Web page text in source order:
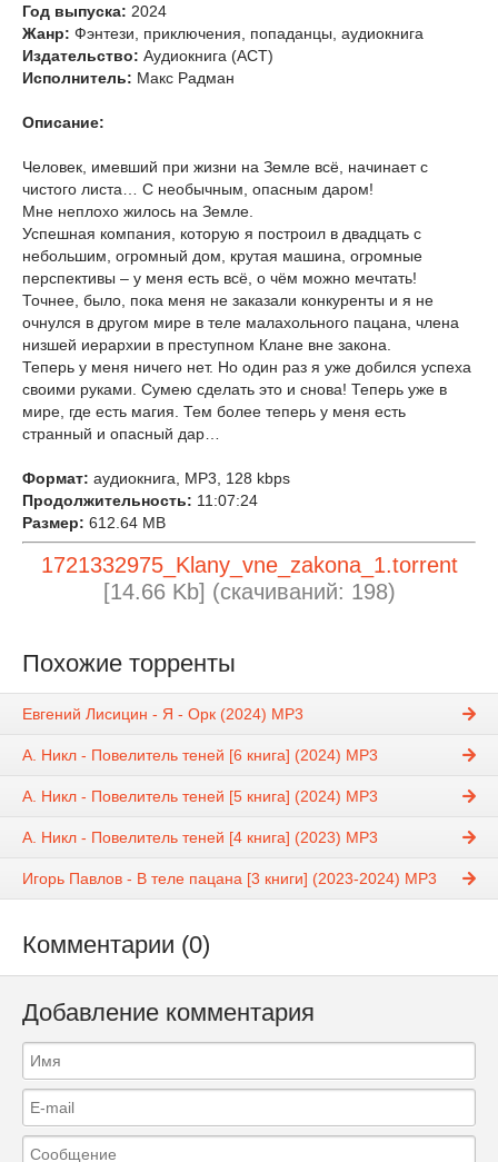
Год выпуска: 2024
Жанр: Фэнтези, приключения, попаданцы, аудиокнига
Издательство: Аудиокнига (АСТ)
Исполнитель: Макс Радман
Описание:
Человек, имевший при жизни на Земле всё, начинает с
чистого листа… С необычным, опасным даром!
Мне неплохо жилось на Земле.
Успешная компания, которую я построил в двадцать с
небольшим, огромный дом, крутая машина, огромные
перспективы – у меня есть всё, о чём можно мечтать!
Точнее, было, пока меня не заказали конкуренты и я не
очнулся в другом мире в теле малахольного пацана, члена
низшей иерархии в преступном Клане вне закона.
Теперь у меня ничего нет. Но один раз я уже добился успеха
своими руками. Сумею сделать это и снова! Теперь уже в
мире, где есть магия. Тем более теперь у меня есть
странный и опасный дар…
Формат: аудиокнига, MP3, 128 kbps
Продолжительность: 11:07:24
Размер: 612.64 MB
1721332975_Klany_vne_zakona_1.torrent
[14.66 Kb] (cкачиваний: 198)
Похожие торренты
Евгений Лисицин - Я - Орк (2024) МР3
А. Никл - Повелитель теней [6 книга] (2024) МР3
А. Никл - Повелитель теней [5 книга] (2024) МР3
А. Никл - Повелитель теней [4 книга] (2023) МР3
Игорь Павлов - В теле пацана [3 книги] (2023-2024) МР3
Комментарии (0)
Добавление комментария